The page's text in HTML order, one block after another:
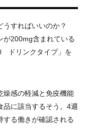
うすればいいのか？
が200mg含まれている
ドリンクタイプ」を
燥感の軽減と免疫機能
に該当するそう。4週
する働きが確認される